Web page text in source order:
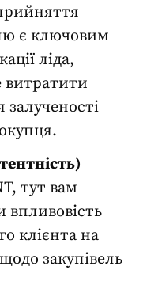
є ключовим
ліда,
витратити
залученості
тут вам
впливовість
клієнта на
закупівель